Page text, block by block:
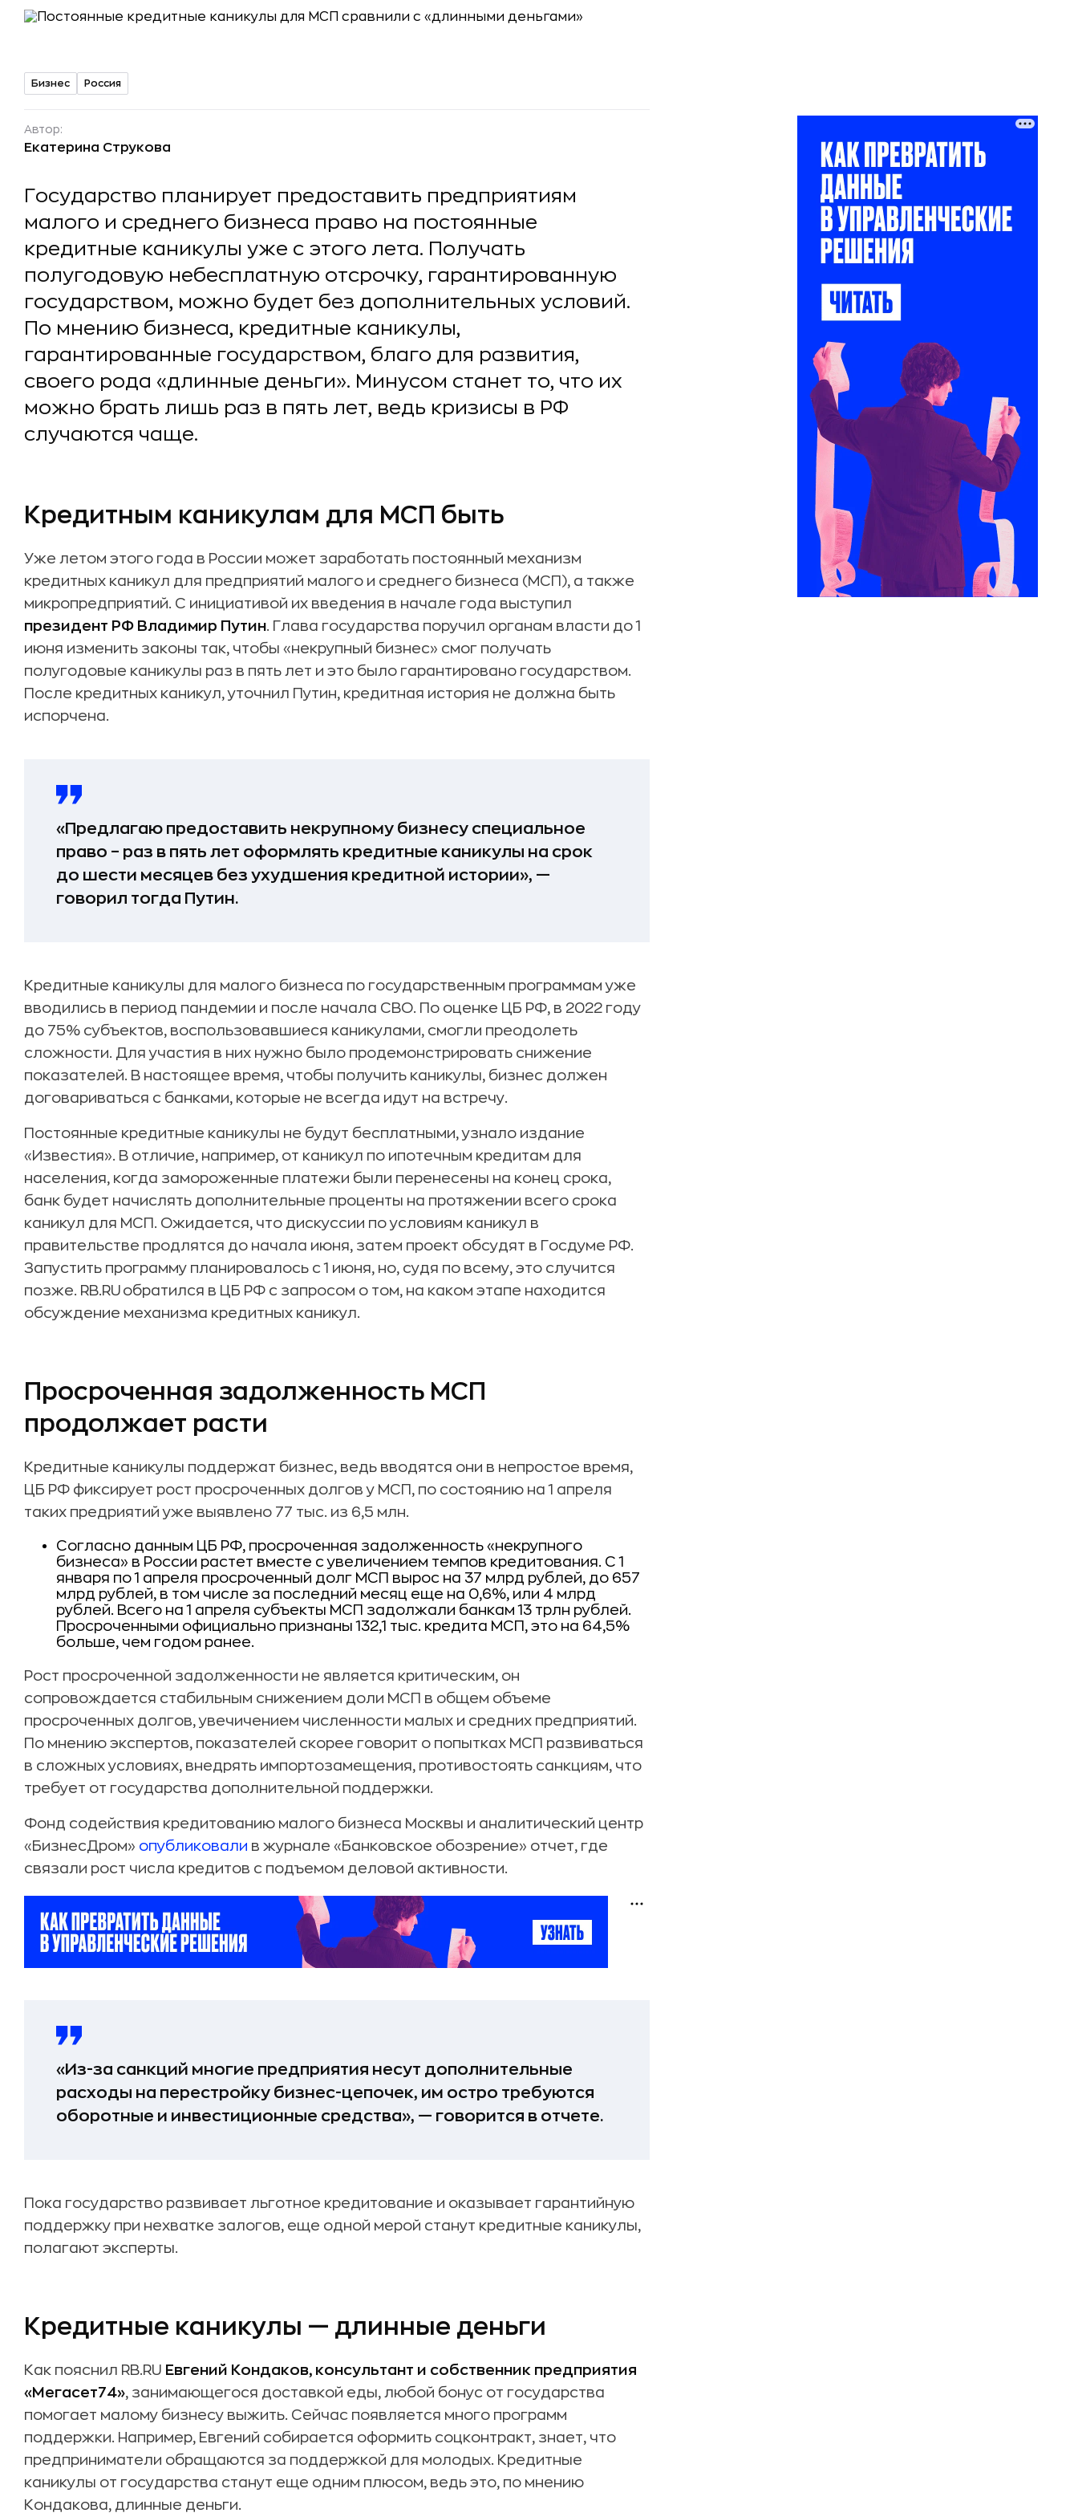
Бизнес Россия
Автор:
Екатерина Струкова
Государство планирует предоставить предприятиям
малого и среднего бизнеса право на постоянные
кредитные каникулы уже с этого лета. Получать
полугодовую небесплатную отсрочку, гарантированную
государством, можно будет без дополнительных условий.
По мнению бизнеса, кредитные каникулы,
гарантированные государством, благо для развития,
своего рода «длинные деньги». Минусом станет то, что их
можно брать лишь раз в пять лет, ведь кризисы в РФ
случаются чаще.
Кредитным каникулам для МСП быть
Уже летом этого года в России может заработать постоянный механизм
кредитных каникул для предприятий малого и среднего бизнеса (МСП), а также
микропредприятий. С инициативой их введения в начале года выступил
президент РФ Владимир Путин. Глава государства поручил органам власти до 1
июня изменить законы так, чтобы «некрупный бизнес» смог получать
полугодовые каникулы раз в пять лет и это было гарантировано государством.
После кредитных каникул, уточнил Путин, кредитная история не должна быть
испорчена.
«Предлагаю предоставить некрупному бизнесу специальное
право – раз в пять лет оформлять кредитные каникулы на срок
до шести месяцев без ухудшения кредитной истории», —
говорил тогда Путин.
Кредитные каникулы для малого бизнеса по государственным программам уже
вводились в период пандемии и после начала СВО. По оценке ЦБ РФ, в 2022 году
до 75% субъектов, воспользовавшиеся каникулами, смогли преодолеть
сложности. Для участия в них нужно было продемонстрировать снижение
показателей. В настоящее время, чтобы получить каникулы, бизнес должен
договариваться с банками, которые не всегда идут на встречу.
Постоянные кредитные каникулы не будут бесплатными, узнало издание
«Известия». В отличие, например, от каникул по ипотечным кредитам для
населения, когда замороженные платежи были перенесены на конец срока,
банк будет начислять дополнительные проценты на протяжении всего срока
каникул для МСП. Ожидается, что дискуссии по условиям каникул в
правительстве продлятся до начала июня, затем проект обсудят в Госдуме РФ.
Запустить программу планировалось с 1 июня, но, судя по всему, это случится
позже. RB.RU обратился в ЦБ РФ с запросом о том, на каком этапе находится
обсуждение механизма кредитных каникул.
Просроченная задолженность МСП
продолжает расти
Кредитные каникулы поддержат бизнес, ведь вводятся они в непростое время,
ЦБ РФ фиксирует рост просроченных долгов у МСП, по состоянию на 1 апреля
таких предриятий уже выявлено 77 тыс. из 6,5 млн.
Согласно данным ЦБ РФ, просроченная задолженность «некрупного
бизнеса» в России растет вместе с увеличением темпов кредитования. С 1
января по 1 апреля просроченный долг МСП вырос на 37 млрд рублей, до 657
млрд рублей, в том числе за последний месяц еще на 0,6%, или 4 млрд
рублей. Всего на 1 апреля субъекты МСП задолжали банкам 13 трлн рублей.
Просроченными официально признаны 132,1 тыс. кредита МСП, это на 64,5%
больше, чем годом ранее.
Рост просроченной задолженности не является критическим, он
сопровождается стабильным снижением доли МСП в общем объеме
просроченных долгов, увечичением численности малых и средних предприятий.
По мнению экспертов, показателей скорее говорит о попытках МСП развиваться
в сложных условиях, внедрять импортозамещения, противостоять санкциям, что
требует от государства дополнительной поддержки.
Фонд содействия кредитованию малого бизнеса Москвы и аналитический центр
«БизнесДром» опубликовали в журнале «Банковское обозрение» отчет, где
связали рост числа кредитов с подъемом деловой активности.
«Из-за санкций многие предприятия несут дополнительные
расходы на перестройку бизнес-цепочек, им остро требуются
оборотные и инвестиционные средства», — говорится в отчете.
Пока государство развивает льготное кредитование и оказывает гарантийную
поддержку при нехватке залогов, еще одной мерой станут кредитные каникулы,
полагают эксперты.
Кредитные каникулы — длинные деньги
Как пояснил RB.RU Евгений Кондаков, консультант и собственник предприятия
«Мегасет74», занимающегося доставкой еды, любой бонус от государства
помогает малому бизнесу выжить. Сейчас появляется много программ
поддержки. Например, Евгений собирается оформить соцконтракт, знает, что
предприниматели обращаются за поддержкой для молодых. Кредитные
каникулы от государства станут еще одним плюсом, ведь это, по мнению
Кондакова, длинные деньги.